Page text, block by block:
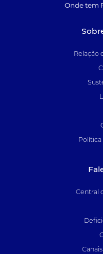
Onde tem
Relação
Central